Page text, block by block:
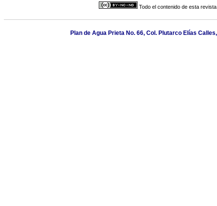
Todo el contenido de esta
Plan de Agua Prieta No. 66, Col. Plutarco Elías